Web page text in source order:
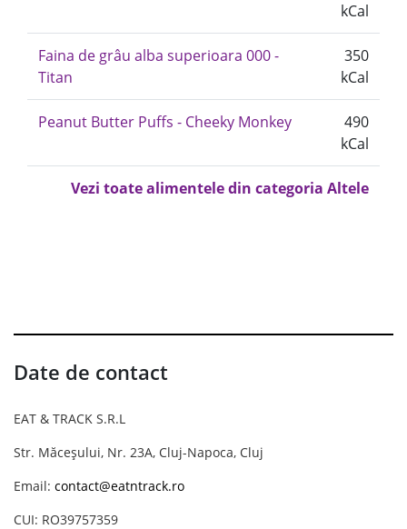
kCal
Faina de grâu alba superioara 000 -
Titan
350
kCal
Peanut Butter Puffs - Cheeky Monkey
490
kCal
Vezi toate alimentele din categoria Altele
Date de contact
EAT & TRACK S.R.L
Str. Măceșului, Nr. 23A, Cluj-Napoca, Cluj
Email: contact@eatntrack.ro
CUI: RO39757359